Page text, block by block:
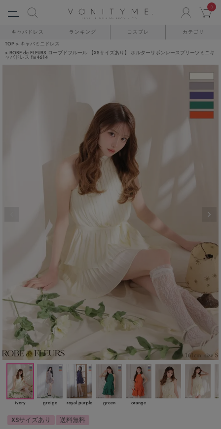
0
キャバドレス ランキング コスプレ カテゴリ
TOP
キャバミニドレス
ROBE de FLEURS ローブドフルール 【XSサイズあり】 ホルターリボンレースプリーツミニキ
ャバドレス fm4614
ivory greige royal purple green orange
XSサイズあり
送料無料